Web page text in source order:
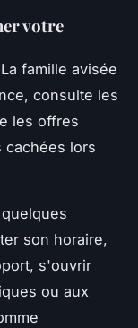
votre
famille avisée
consulte les
les offres
cachées lors
son horaire,
s'ouvrir
ou aux